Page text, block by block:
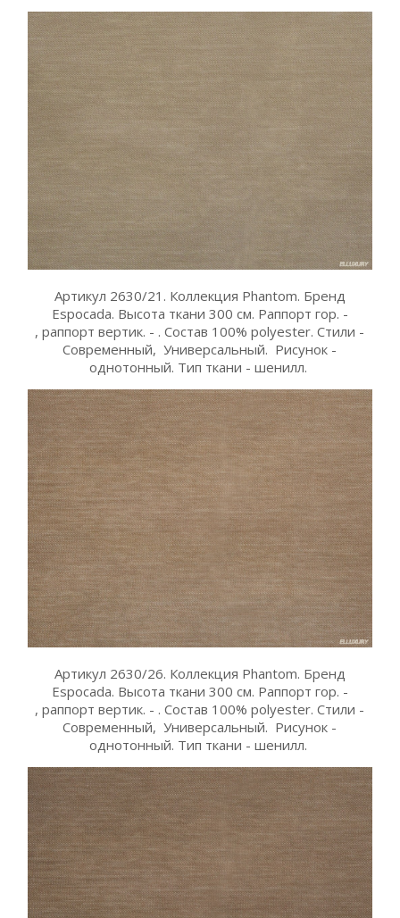
Артикул 2630/21. Коллекция Phantom. Бренд
Espocada. Высота ткани 300 см. Раппорт гор. -
, раппорт вертик. - . Состав 100% polyester. Стили -
Современный, Универсальный. Рисунок -
однотонный. Тип ткани - шенилл.
Артикул 2630/26. Коллекция Phantom. Бренд
Espocada. Высота ткани 300 см. Раппорт гор. -
, раппорт вертик. - . Состав 100% polyester. Стили -
Современный, Универсальный. Рисунок -
однотонный. Тип ткани - шенилл.